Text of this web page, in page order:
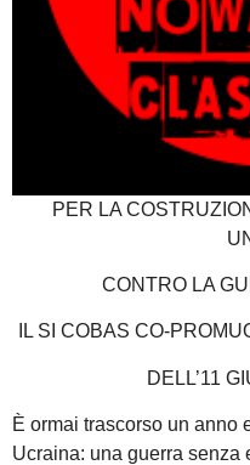
PER LA
CONTRO LA
IL SI COBAS CO-
DELL’11
È ormai trascorso un anno
Ucraina: una guerra senza